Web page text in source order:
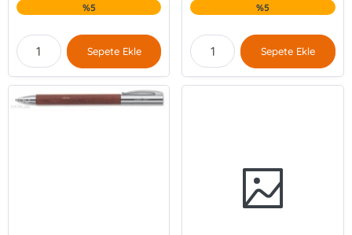
%5
Sepete Ekle
%5
Sepete Ekle